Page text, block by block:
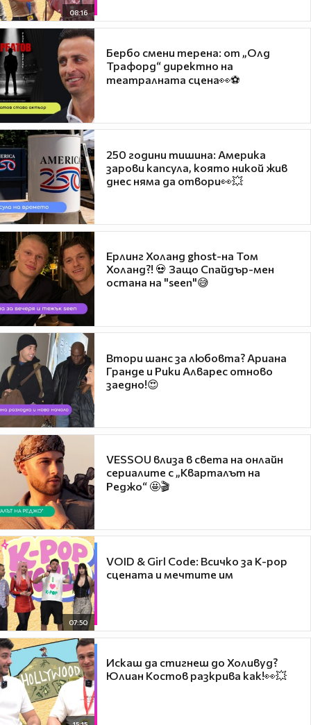
08:16
Бербо смени терена: от „Олд
Трафорд“ директно на
театралната сцена👀⚽
250 години тишина: Америка
зарови капсула, която никой жив
днес няма да отвори👀💥
Ерлинг Холанд ghost-на Том
Холанд?! 💀 Защо Спайдър-мен
остана на "seen"😅
Втори шанс за любовта? Ариана
Гранде и Рики Алварес отново
заедно!😍
VESSOU влиза в света на онлайн
сериалите с „Кварталът на
Реджо“ 🤩🎬
07:50
VOID & Girl Code: Всичко за K-pop
сцената и мечтите им
Искаш да стигнеш до Холивуд?
Юлиан Костов разкрива как!👀💥